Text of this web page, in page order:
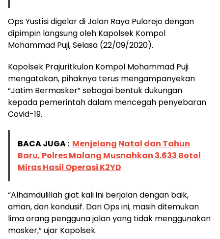
Ops Yustisi digelar di Jalan Raya Pulorejo dengan
dipimpin langsung oleh Kapolsek Kompol
Mohammad Puji, Selasa (22/09/2020).
Kapolsek Prajuritkulon Kompol Mohammad Puji
mengatakan, pihaknya terus mengampanyekan
“Jatim Bermasker” sebagai bentuk dukungan
kepada pemerintah dalam mencegah penyebaran
Covid-19.
BACA JUGA : Menjelang Natal dan Tahun
Baru, Polres Malang Musnahkan 3.633 Botol
Miras Hasil Operasi K2YD
“Alhamdulillah giat kali ini berjalan dengan baik,
aman, dan kondusif. Dari Ops ini, masih ditemukan
lima orang pengguna jalan yang tidak menggunakan
masker,” ujar Kapolsek.